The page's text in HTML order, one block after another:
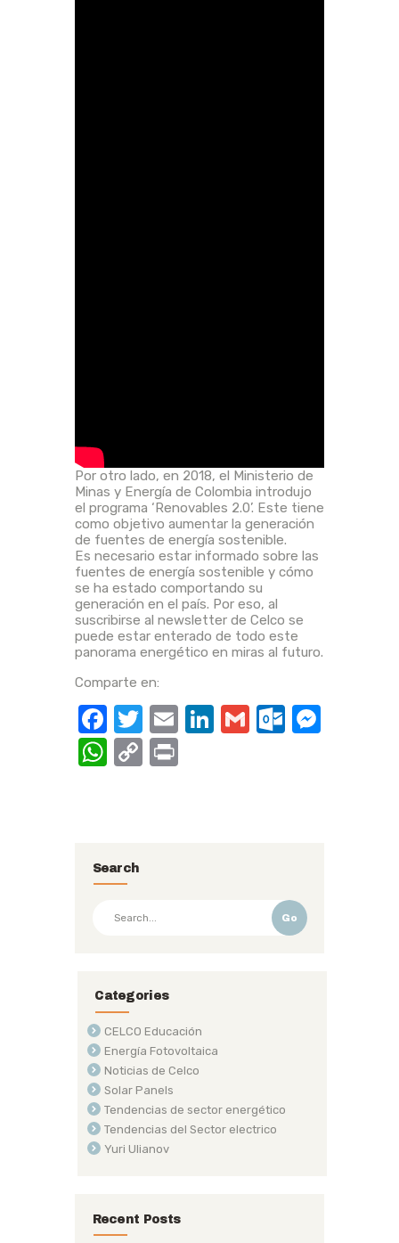
Por otro lado, en 2018, el Ministerio de
Minas y Energía de Colombia introdujo
el programa ‘Renovables 2.0’. Este tiene
como objetivo aumentar la generación
de fuentes de energía sostenible.
Es necesario estar informado sobre las
fuentes de energía sostenible y cómo
se ha estado comportando su
generación en el país. Por eso, al
suscribirse al newsletter de Celco se
puede estar enterado de todo este
panorama energético en miras al futuro.
Comparte en:
F
a
c
o
o
k
T
w
it
E
Li
G
O
m
W
A
p
p
C
k
Search
Go
Categories
CELCO Educación
Energía Fotovoltaica
Noticias de Celco
Solar Panels
Tendencias de sector energético
Tendencias del Sector electrico
Yuri Ulianov
Recent Posts